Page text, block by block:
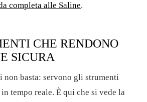
completa alle Saline.
CHE RENDONO
SICURA
non basta: servono gli strumenti
tempo reale. È qui che si vede la